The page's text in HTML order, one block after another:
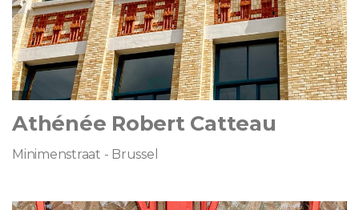
Athénée Robert Catteau
Minimenstraat - Brussel